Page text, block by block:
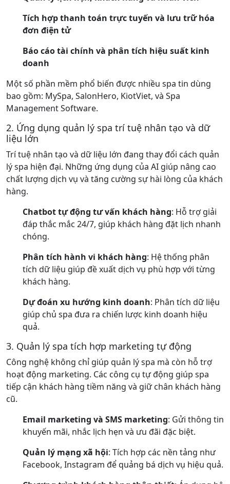
Tích hợp thanh toán trực tuyến và lưu trữ hóa
đơn điện tử
Báo cáo tài chính và phân tích hiệu suất kinh
doanh
Một số phần mềm phổ biến được nhiều spa tin dùng
bao gồm: MySpa, SalonHero, KiotViet, và Spa
Management Software.
2. Ứng dụng quản lý spa trí tuệ nhân tạo và dữ
liệu lớn
Trí tuệ nhân tạo và dữ liệu lớn đang thay đổi cách quản
lý spa hiện đại. Những ứng dụng của AI giúp nâng cao
chất lượng dịch vụ và tăng cường sự hài lòng của khách
hàng.
Chatbot tự động tư vấn khách hàng: Hỗ trợ giải
đáp thắc mắc 24/7, giúp khách hàng đặt lịch nhanh
chóng.
Phân tích hành vi khách hàng: Hệ thống phân
tích dữ liệu giúp đề xuất dịch vụ phù hợp với từng
khách hàng.
Dự đoán xu hướng kinh doanh: Phân tích dữ liệu
giúp chủ spa đưa ra chiến lược kinh doanh hiệu
quả.
3. Quản lý spa tích hợp marketing tự động
Công nghệ không chỉ giúp quản lý spa mà còn hỗ trợ
hoạt động marketing. Các công cụ tự động giúp spa
tiếp cận khách hàng tiềm năng và giữ chân khách hàng
cũ.
Email marketing và SMS marketing: Gửi thông tin
khuyến mãi, nhắc lịch hẹn và ưu đãi đặc biệt.
Quản lý mạng xã hội: Tích hợp các nền tảng như
Facebook, Instagram để quảng bá dịch vụ hiệu quả.